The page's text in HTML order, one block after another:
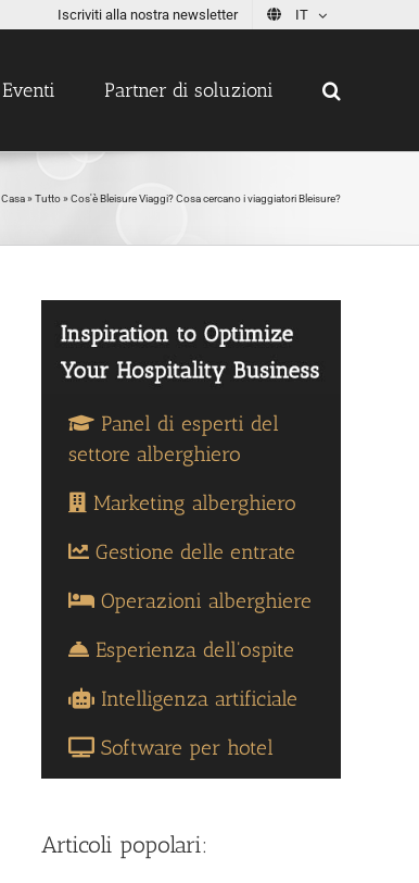
Iscriviti alla nostra newsletter IT
Eventi Partner di soluzioni
Casa» Tutto» Cos'è Bleisure Viaggi? Cosa cercano i viaggiatori Bleisure?
Panel di esperti del
settore alberghiero
Marketing alberghiero
Gestione delle entrate
Operazioni alberghiere
Esperienza dell'ospite
Intelligenza artificiale
Software per hotel
Articoli popolari: